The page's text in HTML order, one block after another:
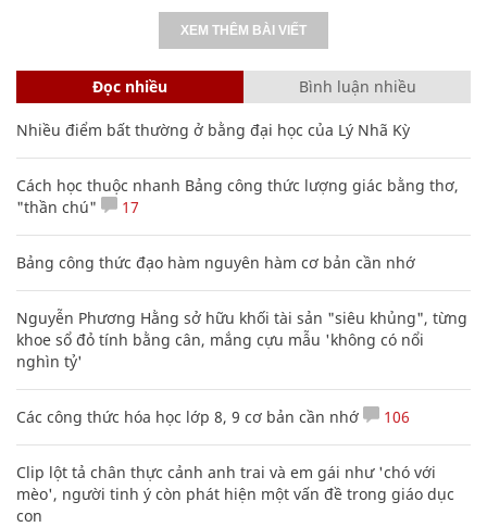
XEM THÊM BÀI VIẾT
Đọc nhiều Bình luận nhiều
Nhiều điểm bất thường ở bằng đại học của Lý Nhã Kỳ
Cách học thuộc nhanh Bảng công thức lượng giác bằng thơ,
"thần chú"
17
Bảng công thức đạo hàm nguyên hàm cơ bản cần nhớ
Nguyễn Phương Hằng sở hữu khối tài sản "siêu khủng", từng
khoe sổ đỏ tính bằng cân, mắng cựu mẫu 'không có nổi
nghìn tỷ'
Các công thức hóa học lớp 8, 9 cơ bản cần nhớ 106
Clip lột tả chân thực cảnh anh trai và em gái như 'chó với
mèo', người tinh ý còn phát hiện một vấn đề trong giáo dục
con